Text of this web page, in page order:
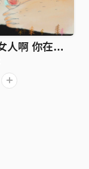
曾經的女人啊 你在哪裡 你在哪裡